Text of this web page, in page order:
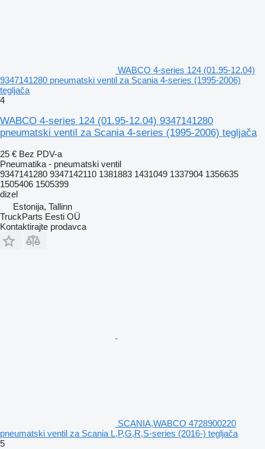
WABCO 4-series 124 (01.95-12.04)
9347141280 pneumatski ventil za Scania 4-series (1995-2006)
tegljača
4
WABCO 4-series 124 (01.95-12.04) 9347141280
pneumatski ventil za Scania 4-series (1995-2006) tegljača
25 € Bez PDV-a
Pneumatika - pneumatski ventil
9347141280 9347142110 1381883 1431049 1337904 1356635
1505406 1505399
dizel
Estonija, Tallinn
TruckParts Eesti OÜ
Kontaktirajte prodavca
SCANIA,WABCO 4728900220
pneumatski ventil za Scania L,P,G,R,S-series (2016-) tegljača
5